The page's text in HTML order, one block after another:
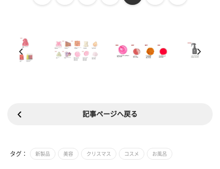
記事ページへ戻る
タグ： 新製品 美容 クリスマス コスメ お風呂